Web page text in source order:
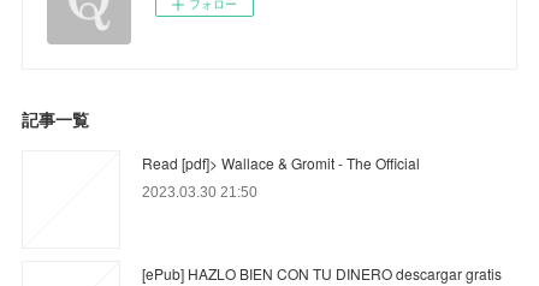
フォロー
記事一覧
Read [pdf]> Wallace & Gromit - The Official
2023.03.30 21:50
[ePub] HAZLO BIEN CON TU DINERO descargar gratis